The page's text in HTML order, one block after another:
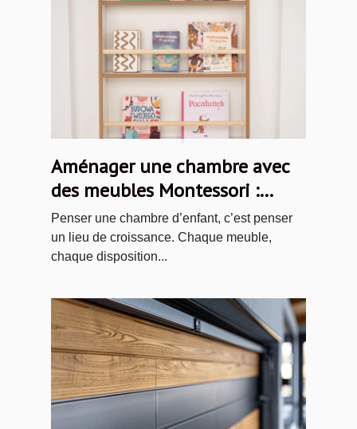
Aménager une chambre avec
des meubles Montessori :
idées et inspirations
Penser une chambre d’enfant, c’est penser
un lieu de croissance. Chaque meuble,
chaque disposition...